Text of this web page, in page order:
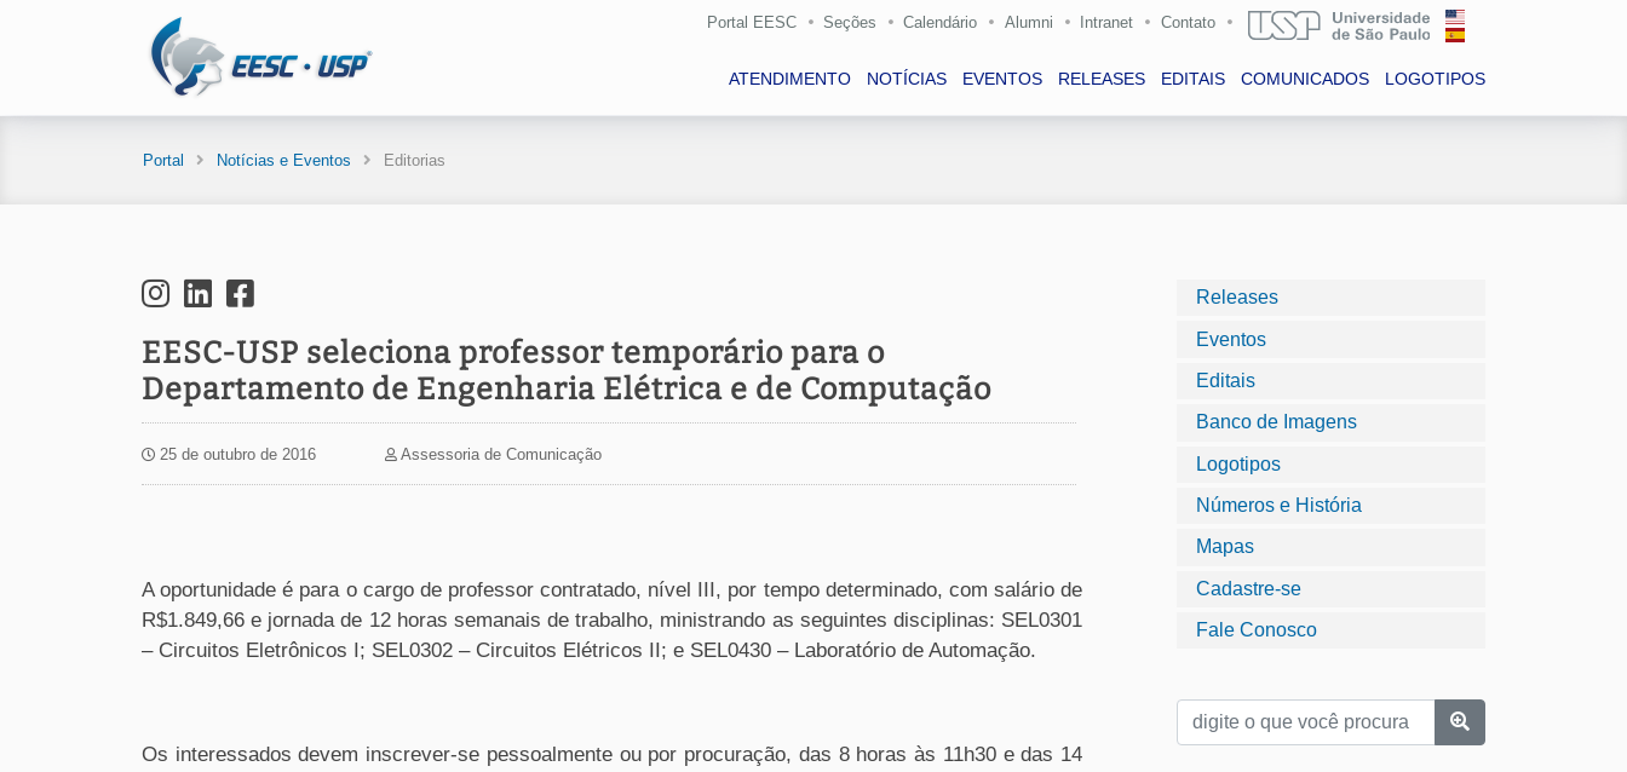
Portal EESC Seções Calendário Alumni Intranet Contato
ATENDIMENTO NOTÍCIAS EVENTOS RELEASES EDITAIS COMUNICADOS LOGOTIPOS
Portal Notícias e Eventos Editorias
EESC-USP seleciona professor temporário para o
Departamento de Engenharia Elétrica e de Computação
25 de outubro de 2016 Assessoria de Comunicação
A oportunidade é para o cargo de professor contratado, nível III, por tempo determinado, com salário de
R$1.849,66 e jornada de 12 horas semanais de trabalho, ministrando as seguintes disciplinas: SEL0301
– Circuitos Eletrônicos I; SEL0302 – Circuitos Elétricos II; e SEL0430 – Laboratório de Automação.
Os interessados devem inscrever-se pessoalmente ou por procuração, das 8 horas às 11h30 e das 14
Releases
Eventos
Editais
Banco de Imagens
Logotipos
Números e História
Mapas
Cadastre-se
Fale Conosco